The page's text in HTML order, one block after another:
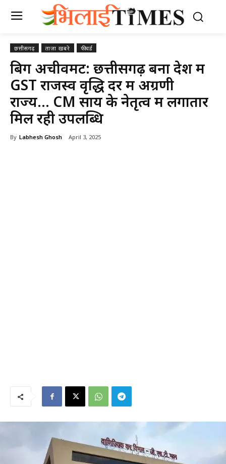
छत्तीसगढ़ ताज़ा खबरे फीचर्ड
बिग अचीवमेंट: छत्तीसगढ़ बना देश में
GST राजस्व वृद्धि दर में अग्रणी
राज्य… CM साय के नेतृत्व में लगातार
मिल रही उपलब्धि
By Labhesh Ghosh April 3, 2025